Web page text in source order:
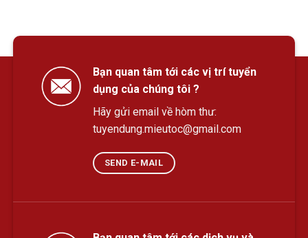
Bạn quan tâm tới các vị trí tuyển
dụng của chúng tôi ?
Hãy gửi email về hòm thư:
tuyendung.mieutoc@gmail.com
SEND E-MAIL